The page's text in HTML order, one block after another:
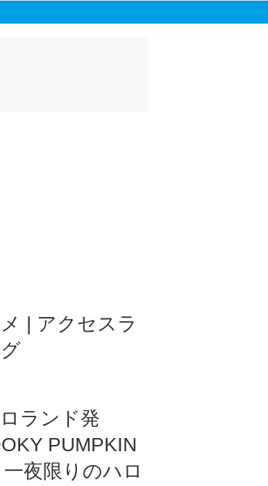
| アクセスラ
ランド発
PUMPKIN
夜限りのハロ